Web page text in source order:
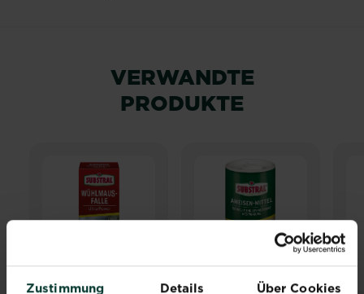
Zustimmung Details Über Cookies
VERWANDTE
PRODUKTE